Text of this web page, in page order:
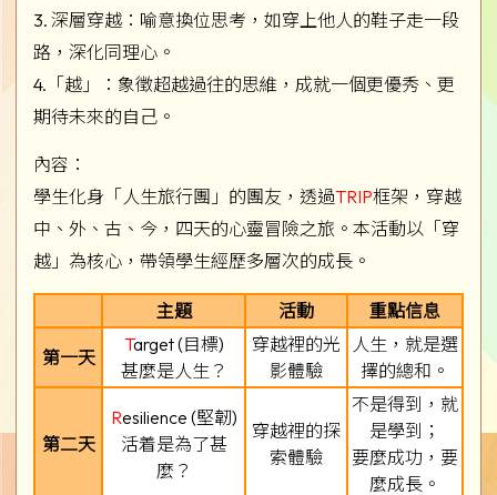
3. 深層穿越：喻意換位思考，如穿上他人的鞋子走一段
路，深化同理心。
4.「越」：象徵超越過往的思維，成就一個更優秀、更
期待未來的自己。
內容：
學生化身「人生旅行團」的團友，透過TRIP框架，穿越
中、外、古、今，四天的心靈冒險之旅。本活動以「穿
越」為核心，帶領學生經歷多層次的成長。
主題 活動 重點信息
第一天
Target (目標)
甚麼是人生？
穿越裡的光
影體驗
人生，就是選
擇的總和。
第二天
Resilience (堅韌)
活着是為了甚
麼？
穿越裡的探
索體驗
不是得到，就
是學到；
要麼成功，要
麼成長。